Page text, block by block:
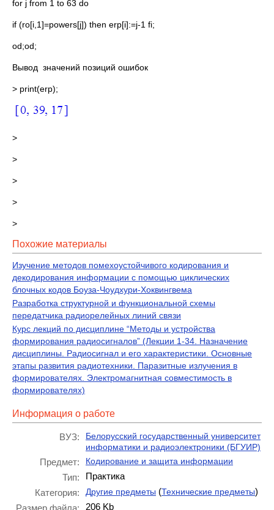
for j from 1 to 63 do
if (ro[i,1]=powers[j]) then erp[i]:=j-1 fi;
od;od;
Вывод значений позиций ошибок
> print(erp);
>
>
>
>
>
Похожие материалы
Изучение методов помехоустойчивого кодирования и
декодирования информации с помощью циклических
блочных кодов Боуза-Чоудхури-Хоквингвема
Разработка структурной и функциональной схемы
передатчика радиорелейных линий связи
Курс лекций по дисциплине “Методы и устройства
формирования радиосигналов” (Лекции 1-34. Назначение
дисциплины. Радиосигнал и его характеристики. Основные
этапы развития радиотехники. Паразитные излучения в
формирователях. Электромагнитная совместимость в
формирователях)
Информация о работе
ВУЗ:
Белорусский государственный университет
информатики и радиоэлектроники (БГУИР)
Предмет: Кодирование и защита информации
Тип:
Практика
Категория:
Другие предметы (Технические предметы)
Размер файла:
206 Kb